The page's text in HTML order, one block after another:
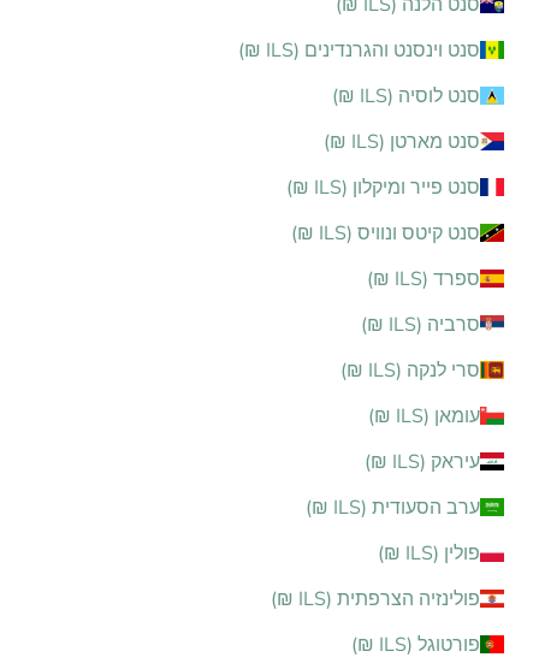
סנט וינסנט והגרנדינים (ILS ₪)
סנט לוסיה (ILS ₪)
סנט מארטן (ILS ₪)
סנט פייר ומיקלון (ILS ₪)
סנט קיטס ונוויס (ILS ₪)
ספרד (ILS ₪)
סרביה (ILS ₪)
סרי לנקה (ILS ₪)
עומאן (ILS ₪)
עיראק (ILS ₪)
ערב הסעודית (ILS ₪)
פולין (ILS ₪)
פולינזיה הצרפתית (ILS ₪)
פורטוגל (ILS ₪)